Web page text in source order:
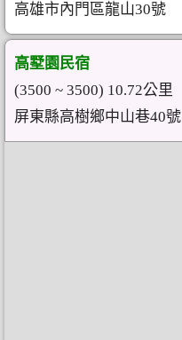
高雄市內門區龍山30號
高墅園民宿
(3500 ~ 3500) 10.72公里
屏東縣高樹鄉中山巷40號